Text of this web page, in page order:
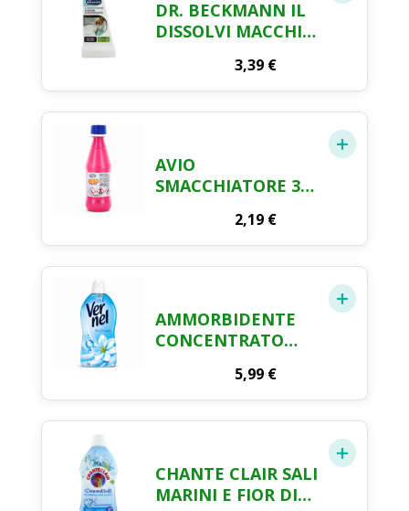
DR. BECKMANN IL
DISSOLVI MACCHIE
DEODORANTE CON
FORMULA EXTRA
ATTIVA 50ML
3,39 €
AVIO
SMACCHIATORE 375
2,19 €
AMMORBIDENTE
CONCENTRATO
OXYGEN (78
LAVAGGI),
AMMORBIDENTE
PER TUTTI I
TESSUTI,
5,99 €
CHANTE CLAIR SALI
MARINI E FIOR DI